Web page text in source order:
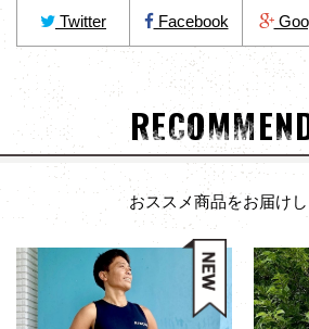
Twitter Facebook
おススメ商品をお届けし